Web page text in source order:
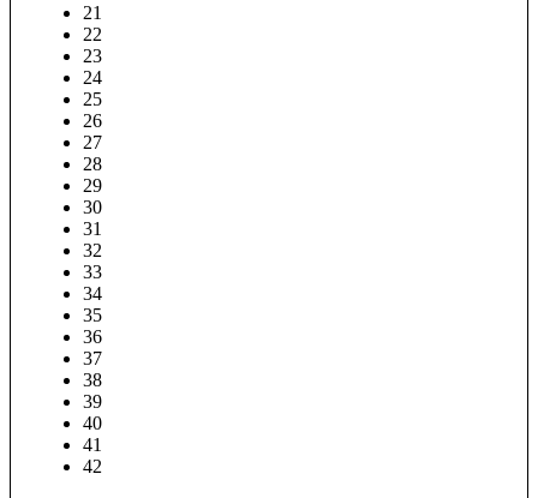
21
22
23
24
25
26
27
28
29
30
31
32
33
34
35
36
37
38
39
40
41
42